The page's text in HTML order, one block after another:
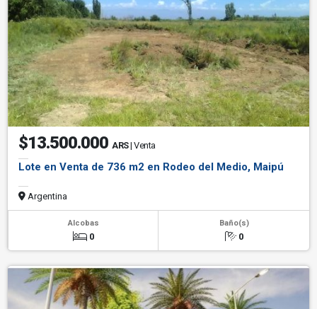
$13.500.000 ARS| Venta
Lote en Venta de 736 m2 en Rodeo del Medio, Maipú
Argentina
Alcobas
0
Baño(s)
0